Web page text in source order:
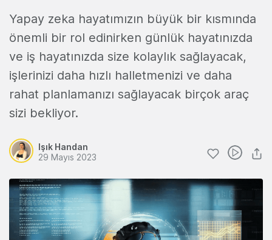
Yapay zeka hayatımızın büyük bir kısmında
önemli bir rol edinirken günlük hayatınızda
ve iş hayatınızda size kolaylık sağlayacak,
işlerinizi daha hızlı halletmenizi ve daha
rahat planlamanızı sağlayacak birçok araç
sizi bekliyor.
Işık Handan
29 Mayıs 2023